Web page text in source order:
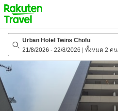
to
top
page
Urban Hotel Twins Chofu
21/8/2026 - 22/8/2026 ทั้งหมด 2 คน